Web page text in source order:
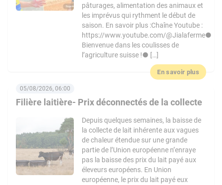
pâturages, alimentation des animaux et
les imprévus qui rythment le début de
saison. En savoir plus :Chaîne Youtube :
https://www.youtube.com/@Jialaferme●
Bienvenue dans les coulisses de
l’agriculture suisse !● […]
En savoir plus
Filière laitière- Prix déconnectés de la collecte
05/08/2026, 06:00
Depuis quelques semaines, la baisse de
la collecte de lait inhérente aux vagues
de chaleur étendue sur une grande
partie de l’Union européenne n’enraye
pas la baisse des prix du lait payé aux
éleveurs européens. En Union
européenne, le prix du lait payé eux